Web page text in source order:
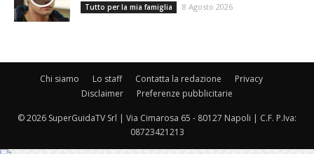
Tutto per la mia famiglia 8 Agosto 2026
Chi siamo Lo staff Contatta la redazione
Privacy
Disclaimer
Preferenze pubblicitarie
© 2026 SuperGuidaTV Srl | Via Cimarosa 65 - 80127 Napoli | C.F. P.Iva:
08723421213